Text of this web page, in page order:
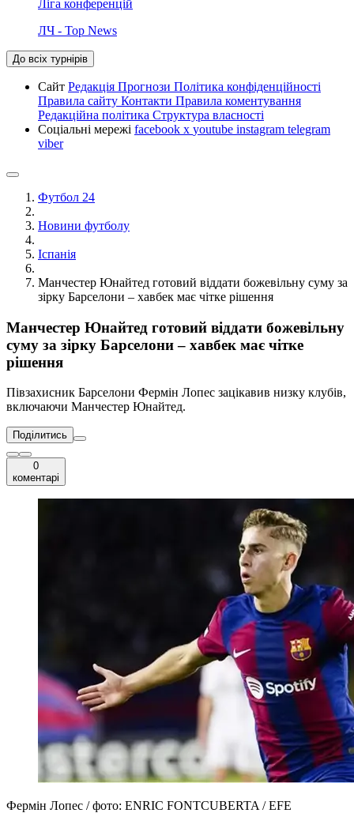
Ліга конференцій
ЛЧ - Top News
До всіх турнірів
Сайт Редакція Прогнози Політика конфіденційності
Правила сайту Контакти Правила коментування
Редакційна політика Структура власності
Соціальні мережі facebook x youtube instagram telegram
viber
Футбол 24
Новини футболу
Іспанія
Манчестер Юнайтед готовий віддати божевільну суму за
зірку Барселони – хавбек має чітке рішення
Манчестер Юнайтед готовий віддати божевільну
суму за зірку Барселони – хавбек має чітке
рішення
Півзахисник Барселони Фермін Лопес зацікавив низку клубів,
включаючи Манчестер Юнайтед.
Поділитись
0
коментарі
Фермін Лопес / фото: ENRIC FONTCUBERTA / EFE